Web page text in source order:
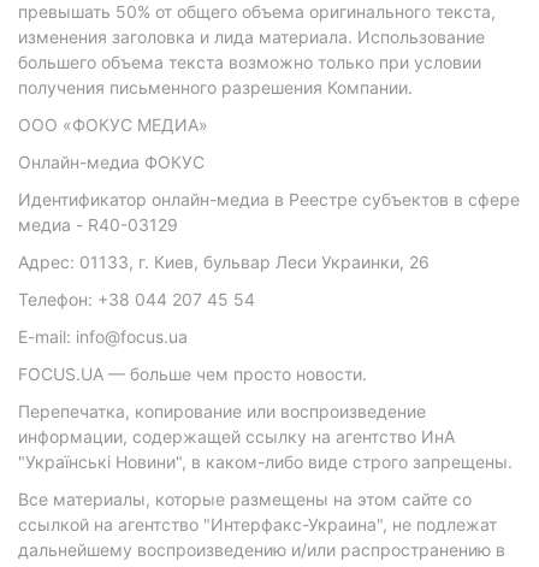
превышать 50% от общего объема оригинального текста,
изменения заголовка и лида материала. Использование
большего объема текста возможно только при условии
получения письменного разрешения Компании.
ООО «ФОКУС МЕДИА»
Онлайн-медиа ФОКУС
Идентификатор онлайн-медиа в Реестре субъектов в сфере
медиа - R40-03129
Адрес: 01133, г. Киев, бульвар Леси Украинки, 26
Телефон: +38 044 207 45 54
E-mail: info@focus.ua
FOCUS.UA — больше чем просто новости.
Перепечатка, копирование или воспроизведение
информации, содержащей ссылку на агентство ИнА
"Українські Новини", в каком-либо виде строго запрещены.
Все материалы, которые размещены на этом сайте со
ссылкой на агентство "Интерфакс-Украина", не подлежат
дальнейшему воспроизведению и/или распространению в